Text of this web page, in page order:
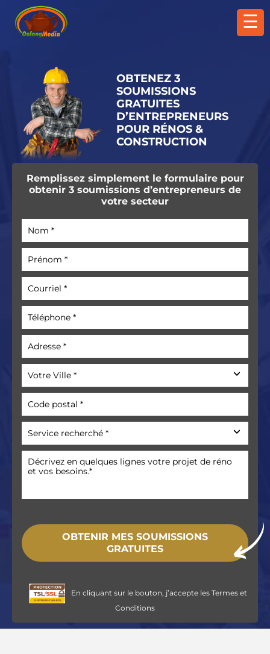
☰
OBTENEZ 3
SOUMISSIONS
GRATUITES
D’ENTREPRENEURS
POUR RÉNOS &
CONSTRUCTION
Remplissez simplement le formulaire pour
obtenir 3 soumissions d’entrepreneurs de
votre secteur
En cliquant sur le bouton, j’accepte les Termes et
Conditions